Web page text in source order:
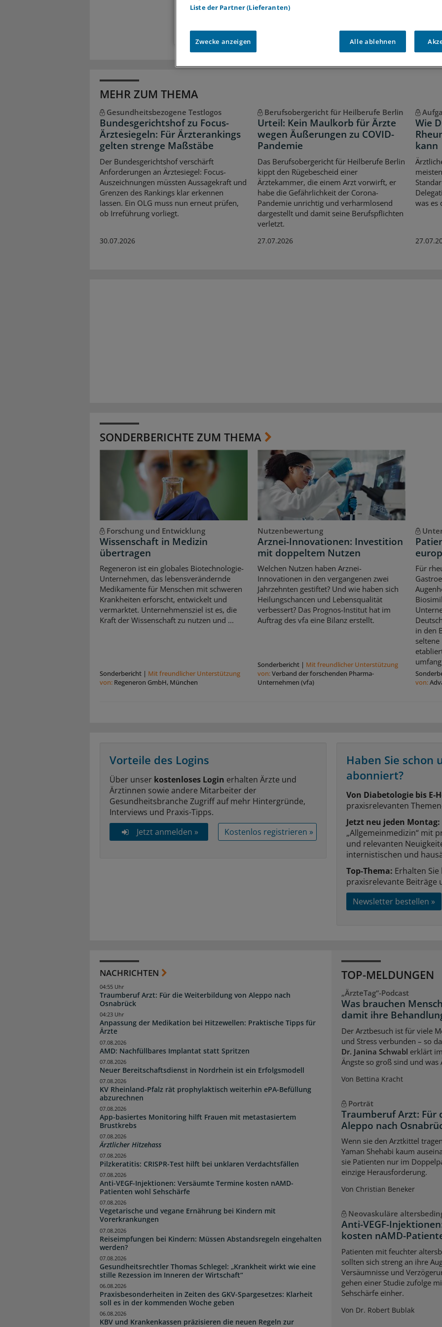
Zugriff auf allemedizinischen Berichte und Kommentare
MEHR ZUM THEMA
Gesundheitsbezogene Testlogos
Bundesgerichtshof zu Focus-
Ärztesiegeln: Für Ärzterankings
gelten strenge Maßstäbe
Der Bundesgerichtshof verschärft
Anforderungen an Ärztesiegel: Focus-
Auszeichnungen müssten Aussagekraft und
Grenzen des Rankings klar erkennen
lassen. Ein OLG muss nun erneut prüfen,
ob Irreführung vorliegt.
30.07.2026
Berufsobergericht für Heilberufe Berlin
Urteil: Kein Maulkorb für Ärzte
wegen Äußerungen zu COVID-
Pandemie
Das Berufsobergericht für Heilberufe Berlin
kippt den Rügebescheid einer
Ärztekammer, die einem Arzt vorwirft, er
habe die Gefährlichkeit der Corona-
Pandemie unrichtig und verharmlosend
dargestellt und damit seine Berufspflichten
verletzt.
27.07.2026
Wie
kann
was es
SONDERBERICHTE ZUM THEMA
Forschung und Entwicklung
Wissenschaft in Medizin
übertragen
Regeneron ist ein globales Biotechnologie-
Unternehmen, das lebensverändernde
Medikamente für Menschen mit schweren
Krankheiten erforscht, entwickelt und
vermarktet. Unternehmensziel ist es, die
Kraft der Wissenschaft zu nutzen und ...
Sonderbericht | Mit freundlicher Unterstützung
von: Regeneron GmbH, München
Nutzenbewertung
Arznei-Innovationen: Investition
mit doppeltem Nutzen
Welchen Nutzen haben Arznei-
Innovationen in den vergangenen zwei
Jahrzehnten gestiftet? Und wie haben sich
Heilungschancen und Lebensqualität
verbessert? Das Prognos-Institut hat im
Auftrag des vfa eine Bilanz erstellt.
Sonderbericht| Mit freundlicher Unterstützung
von:Verband der forschenden Pharma-
Unternehmen (vfa)
Für
in den
von:
Vorteile des Logins
Über unser kostenloses Login erhalten Ärzte und
Ärztinnen sowie andere Mitarbeiter der
Gesundheitsbranche Zugriff auf mehr Hintergründe,
Interviews und Praxis-Tipps.
Jetzt anmelden »
Kostenlos registrieren »
Haben Sie schon
abonniert?
Von Diabetologie bis E-
praxisrelevanten
Jetzt neu jeden Montag:
„Allgemeinmedizin“ mit
und relevanten
internistischen und
Top-Thema: Erhalten
praxisrelevante Beiträge
Newsletter bestellen »
NACHRICHTEN
Traumberuf Arzt: Für die Weiterbildung von Aleppo nach
Osnabrück
04:55 Uhr
Anpassung der Medikation bei Hitzewellen: Praktische Tipps für
Ärzte
04:23 Uhr
AMD: Nachfüllbares Implantat statt Spritzen
07.08.2026
Neuer Bereitschaftsdienst in Nordrhein ist ein Erfolgsmodell
07.08.2026
KV Rheinland-Pfalz rät prophylaktisch weiterhin ePA-Befüllung
abzurechnen
07.08.2026
App-basiertes Monitoring hilft Frauen mit metastasiertem
Brustkrebs
07.08.2026
Ärztlicher Hitzehass
07.08.2026
Pilzkeratitis: CRISPR-Test hilft bei unklaren Verdachtsfällen
07.08.2026
Anti-VEGF-Injektionen: Versäumte Termine kosten nAMD-
Patienten wohl Sehschärfe
07.08.2026
Vegetarische und vegane Ernährung bei Kindern mit
Vorerkrankungen
07.08.2026
Reiseimpfungen bei Kindern: Müssen Abstandsregeln eingehalten
werden?
07.08.2026
Gesundheitsrechtler Thomas Schlegel: „Krankheit wirkt wie eine
stille Rezession im Inneren der Wirtschaft“
07.08.2026
Praxisbesonderheiten in Zeiten des GKV-Spargesetzes: Klarheit
soll es in der kommenden Woche geben
06.08.2026
KBV und Krankenkassen präzisieren die neuen Regeln zur
06.08.2026
TOP-MELDUNGEN
„ÄrzteTag“-Podcast
Was brauchen
damit ihre
Der Arztbesuch ist für viele
und Stress verbunden – so
Dr. Janina Schwabl erklärt
Ängste so groß sind und
Von Bettina Kracht
Porträt
Traumberuf Arzt: Für
Aleppo nach
Wenn sie den Arztkittel
Yaman Shehabi kaum
sie Patienten nur im
einzige Herausforderung.
Von Christian Beneker
Neovaskuläre
Anti-VEGF-
kosten nAMD-
Patienten mit feuchter
sollten sich streng an ihre
Versäumnisse und
gehen einer Studie zufolge
Sehschärfe einher.
Von Dr. Robert Bublak
Liste der Partner (Lieferanten)
Zwecke anzeigen Alle ablehnen